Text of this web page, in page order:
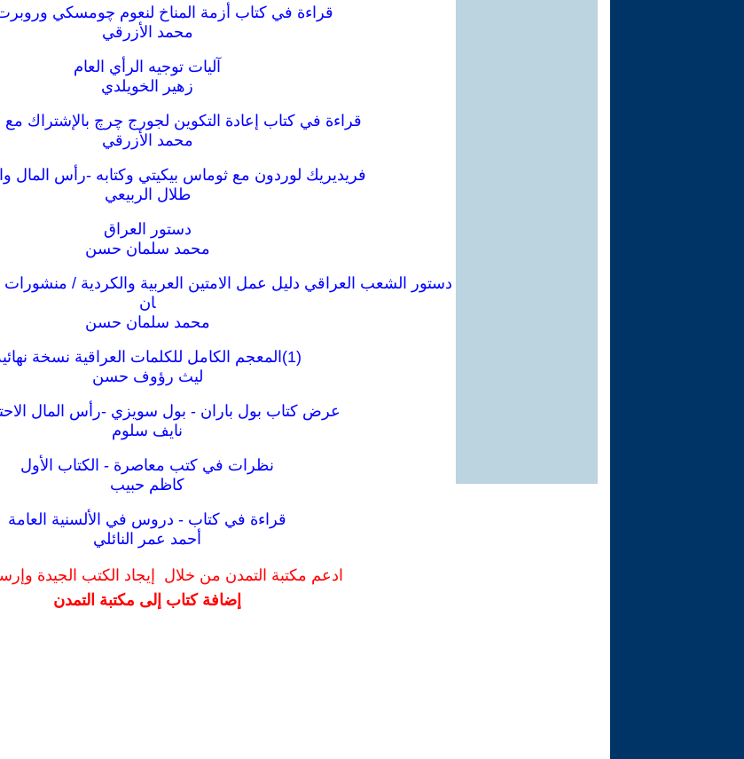
قراءة في كتاب أزمة المناخ لنعوم چومسكي
محمد الأزرقي
آليات توجيه الرأي العام
زهير الخويلدي
قراءة في كتاب إعادة التكوين لجورج چرچ بالإشتراك مع
محمد الأزرقي
فريديريك لوردون مع ثوماس بيكيتي وكتابه -رأس المال
طلال الربيعي
دستور العراق
محمد سلمان حسن
دستور الشعب العراقي دليل عمل الامتين العربية والكردية /
ان
محمد سلمان حسن
‎⁨المعجم الكامل للكلمات العراقية نسخة نهائية⁩(1)
ليث رؤوف حسن
عرض كتاب بول باران - بول سويزي -رأس المال
نايف سلوم
نظرات في كتب معاصرة - الكتاب الأول
كاظم حبيب
قراءة في كتاب - دروس في الألسنية العامة
أحمد عمر النائلي
ادعم مكتبة التمدن من خلال إيجاد الكتب الجيدة
إضافة كتاب إلى مكتبة التمدن